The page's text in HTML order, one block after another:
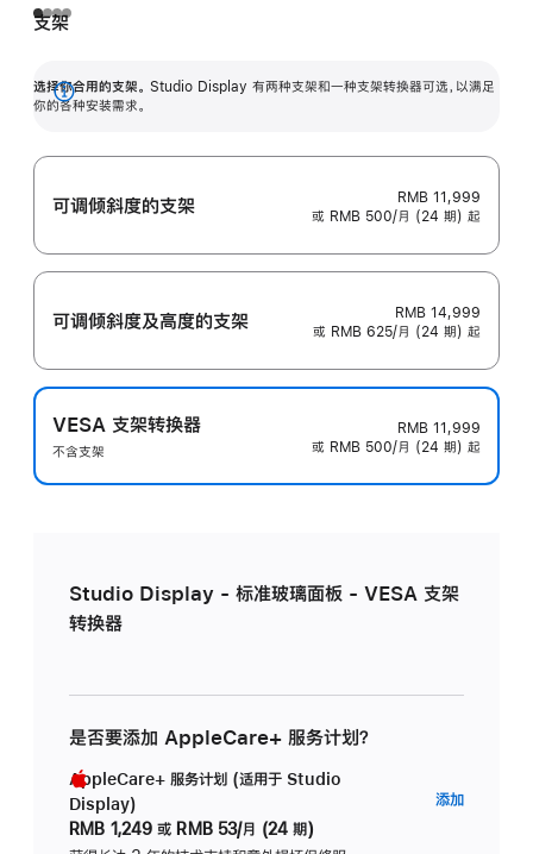
支架
选择你合用的支架。 Studio Display 有两种支架和一种支架转换器可选，以满足
你的各种安装需求。
展
可调倾斜度的支架
RMB 11,999
或 RMB 500/月 (24 期) 起
可调倾斜度及高‍度的支‍架
RMB 14,999
或 RMB 625/月 (24 期) 起
VESA 支架转换器
不含支架
RMB 11,999
或 RMB 500/月 (24 期) 起
Studio Display - 标准玻璃面板 - VESA 支架
转换器
是否要添加 AppleCare+ 服务计划？
AppleCare+ 服务计划 (适用于 Studio
Display)
RMB 1,249 或 RMB 53/月 (24 期)
添加